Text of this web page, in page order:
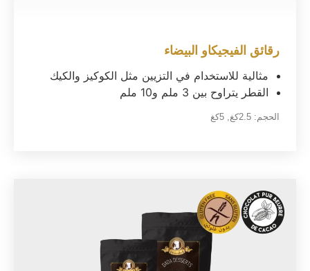
رقائق الفيجيكاو البيضاء
مثالية للاستخدام في التزيين مثل الكوكيز والكيك
القطر يتراوح بين 3 ملم و10 ملم
الحجم: 2.5كغ 5كغ